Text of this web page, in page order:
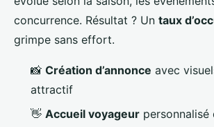
concurrence. Résultat ? Un taux
grimpe sans effort.
📸 Création d’annonce avec
attractif
👋 Accueil voyageur